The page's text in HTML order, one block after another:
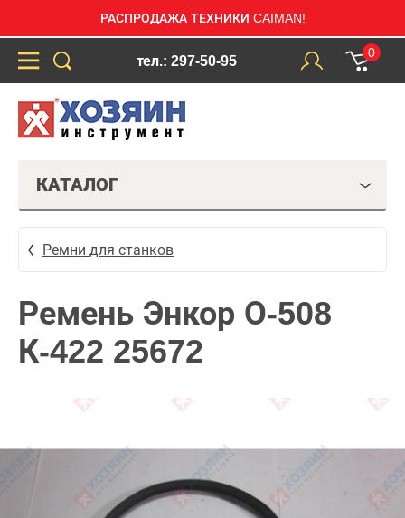
РАСПРОДАЖА ТЕХНИКИ CAIMAN!
тел.: 297-50-95
0
КАТАЛОГ
Ремни для станков
Ремень Энкор О-508
К-422 25672